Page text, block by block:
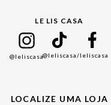
LE LIS CASA
@leliscasa@leliscasa/leliscasa
LOCALIZE UMA LOJA